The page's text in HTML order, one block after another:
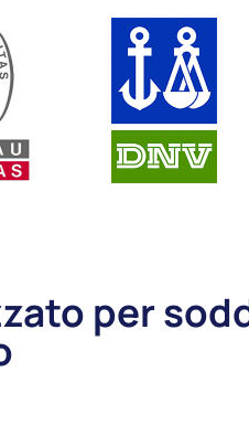
per